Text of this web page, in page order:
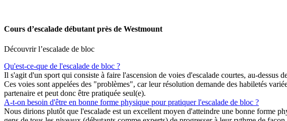
Cours d’escalade débutant près de Westmount
Découvrir l’escalade de bloc
Qu'est-ce-que de l'escalade de bloc ?
Il s'agit d'un sport qui consiste à faire l'ascension de voies d'escalade courtes, au-
Ces voies sont appelées des "problèmes", car leur résolution demande des habiletés
partenaire et peut donc être pratiquée seul(e).
A-t-on besoin d'être en bonne forme physique pour pratiquer l'escalade de bloc ?
Nous dirions plutôt que l'escalade est un excellent moyen d'atteindre une bonne forme